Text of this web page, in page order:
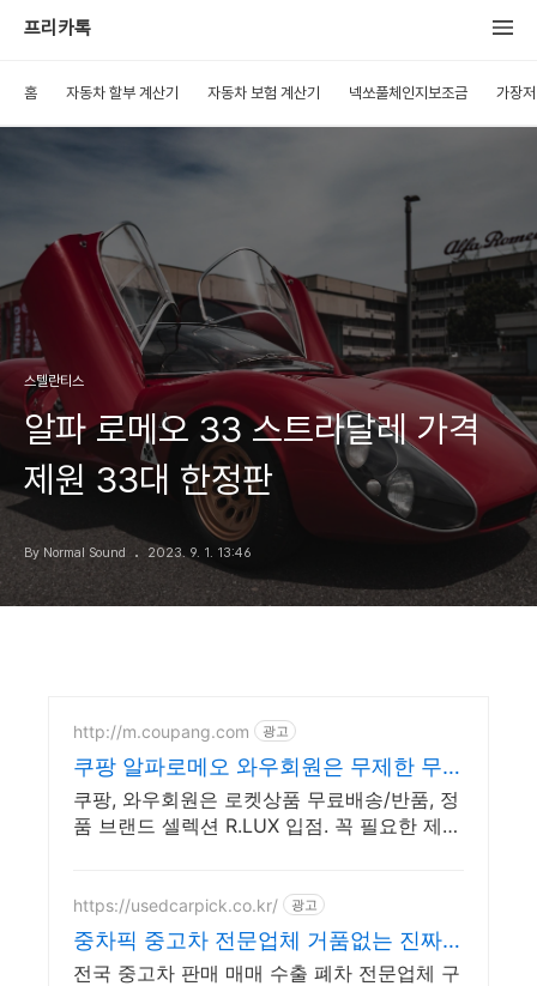
프리카톡
홈 자동차 할부 계산기 자동차 보험 계산기 넥쏘풀체인지보조금 가장
스텔란티스
알파 로메오 33 스트라달레 가격
제원 33대 한정판
By Normal Sound 2023. 9. 1. 13:46
http://m.coupang.com 광고
쿠팡 알파로메오 와우회원은 무제한 무료
배송
쿠팡, 와우회원은 로켓상품 무료배송/반품, 정
품 브랜드 셀렉션 R.LUX 입점. 꼭 필요한 제품
https://usedcarpick.co.kr/ 광고
중차픽 중고차 전문업체 거품없는 진짜
안심거래
전국 중고차 판매 매매 수출 폐차 전문업체 구